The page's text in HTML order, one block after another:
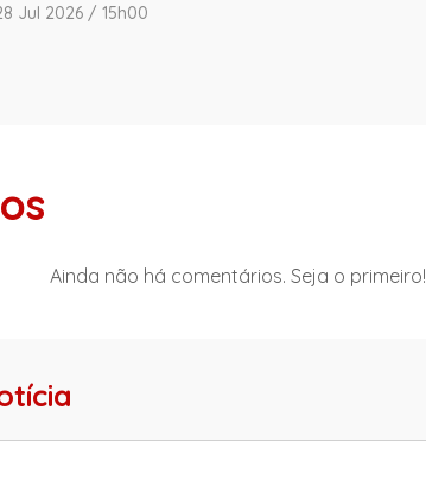
Jul 2026 / 15h00
Ainda não há comentários. Seja o primeiro!